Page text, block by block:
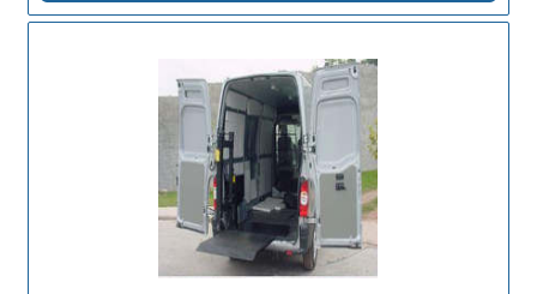
calha pode ser do tipo tubular....